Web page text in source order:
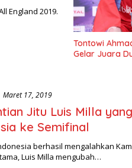
England 2019.
Tontowi
Gelar Juara
Maret 17, 2019
Jitu Luis Milla
ke Semifinal
berhasil mengalahkan
Luis Milla mengubah…